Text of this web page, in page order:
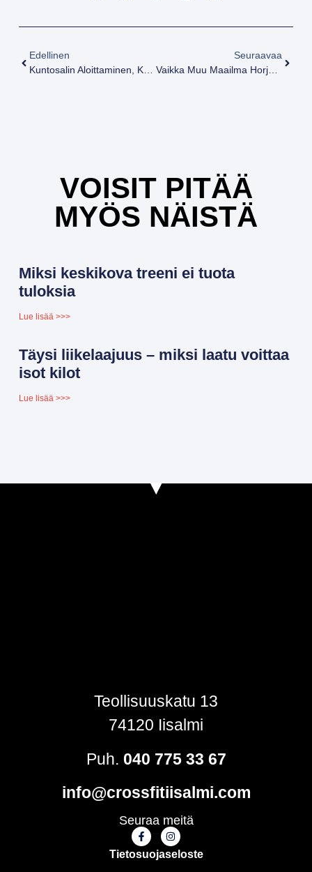
Edellinen
Kuntosalin Aloittaminen, Kun Et Tunne Kuuluvasi Sinne
Seuraavaa
Vaikka Muu Maailma Horjuu, Kivijalka Pysyy — Elämäntapamuutos Vuoden Aikana
VOISIT PITÄÄ
MYÖS NÄISTÄ
Miksi keskikova treeni ei tuota
tuloksia
Lue lisää >>>
Täysi liikelaajuus – miksi laatu voittaa
isot kilot
Lue lisää >>>
Teollisuuskatu 13
74120 Iisalmi
Puh. 040 775 33 67
info@crossfitiisalmi.com
Seuraa meitä
Tietosuojaseloste